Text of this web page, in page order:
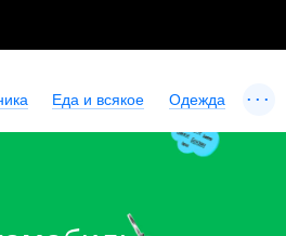
Еда и всякое Одежда ...